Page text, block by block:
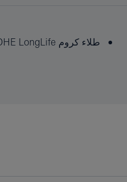
طلاء كروم GROHE LongLife